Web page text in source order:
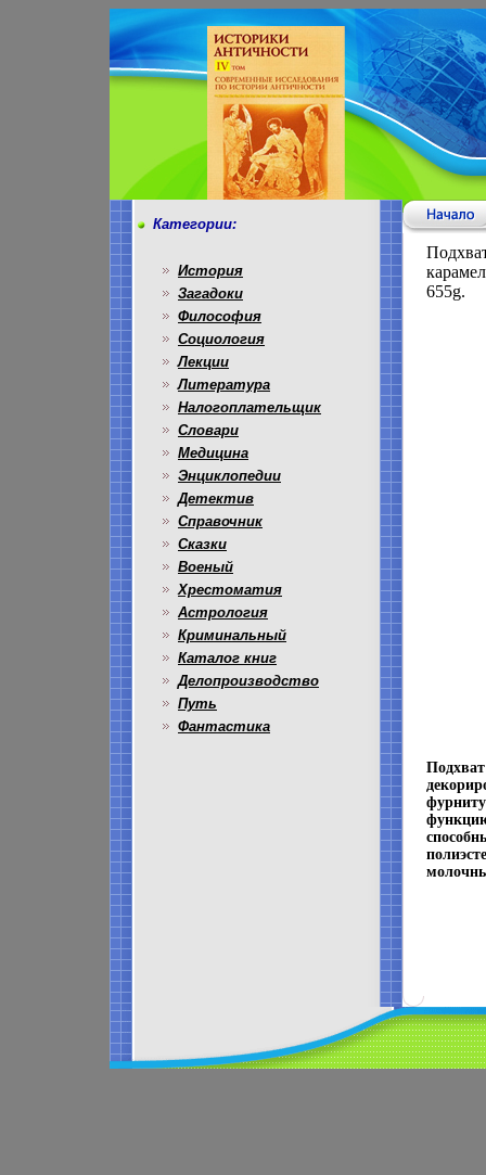
Категории:
История
Загадоки
Философия
Социология
Лекции
Литература
Налогоплательщик
Словари
Медицина
Энциклопедии
Детектив
Справочник
Сказки
Военый
Хрестоматия
Астрология
Криминальный
Каталог книг
Делопроизводство
Путь
Фантастика
655g.